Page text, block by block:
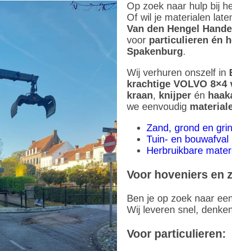
Op zoek naar hulp bij
Of wil je materialen
Van den Hengel
voor particulieren én
Spakenburg.
Wij verhuren onszelf in
krachtige VOLVO 8×4
kraan, knijper én
we eenvoudig
Zand, grond en
Tuin- en bouwafval
Herbruikbare
Voor hoveniers en
Ben je op zoek naar
Wij leveren snel,
Voor particulieren: